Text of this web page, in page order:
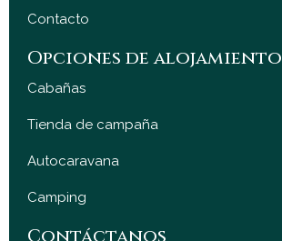
Contacto
Opciones de alojamiento
Cabañas
Tienda de campaña
Autocaravana
Camping